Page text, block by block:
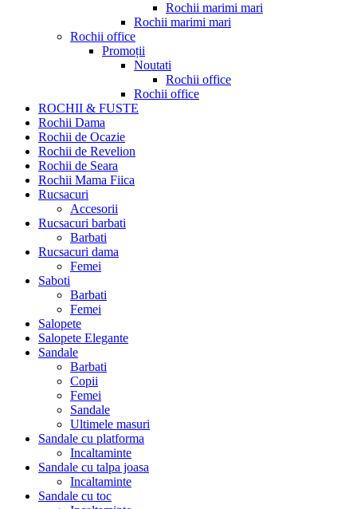
Rochii marimi mari
Rochii marimi mari
Rochii office
Promoții
Noutati
Rochii office
Rochii office
ROCHII & FUSTE
Rochii Dama
Rochii de Ocazie
Rochii de Revelion
Rochii de Seara
Rochii Mama Fiica
Rucsacuri
Accesorii
Rucsacuri barbati
Barbati
Rucsacuri dama
Femei
Saboti
Barbati
Femei
Salopete
Salopete Elegante
Sandale
Barbati
Copii
Femei
Sandale
Ultimele masuri
Sandale cu platforma
Incaltaminte
Sandale cu talpa joasa
Incaltaminte
Sandale cu toc